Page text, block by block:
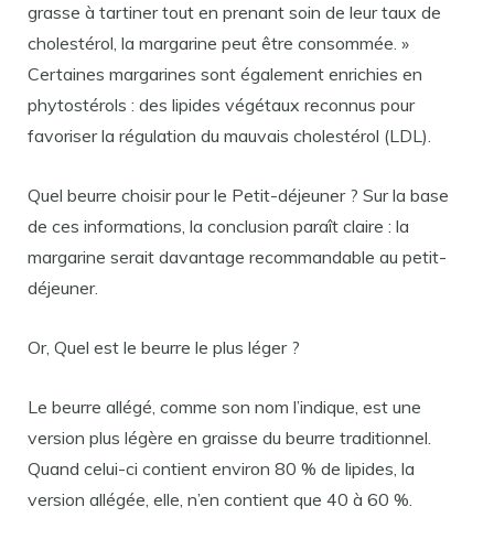
grasse à tartiner tout en prenant soin de leur taux de
cholestérol, la margarine peut être consommée. »
Certaines margarines sont également enrichies en
phytostérols : des lipides végétaux reconnus pour
favoriser la régulation du mauvais cholestérol (LDL).
Quel beurre choisir pour le Petit-déjeuner ? Sur la base
de ces informations, la conclusion paraît claire : la
margarine serait davantage recommandable au petit-
déjeuner.
Or, Quel est le beurre le plus léger ?
Le beurre allégé, comme son nom l’indique, est une
version plus légère en graisse du beurre traditionnel.
Quand celui-ci contient environ 80 % de lipides, la
version allégée, elle, n’en contient que 40 à 60 %.